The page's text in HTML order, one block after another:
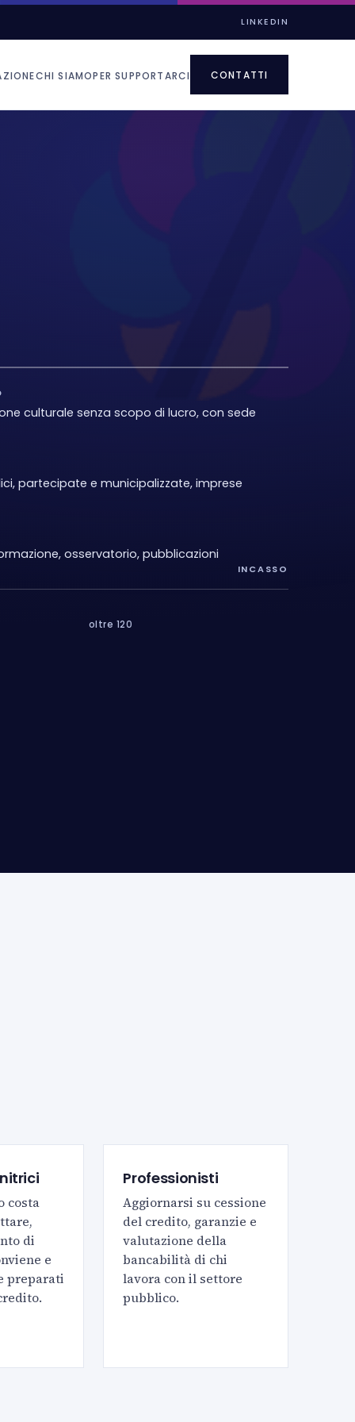
LINKEDIN
CHI SIAMOPER SUPPORTARCI CONTATTI
culturale senza scopo di lucro, con sede
partecipate e municipalizzate, imprese
osservatorio, pubblicazioni
INCASSO
oltre 120
costa
di
e
preparati
Professionisti
Aggiornarsi su cessione
del credito, garanzie e
valutazione della
bancabilità di chi
lavora con il settore
pubblico.